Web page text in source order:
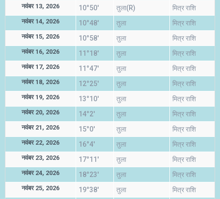
नवंबर 13, 2026 10°50' तुला(R) मित्र राशि
नवंबर 14, 2026 10°48' तुला मित्र राशि
नवंबर 15, 2026 10°58' तुला मित्र राशि
नवंबर 16, 2026 11°18' तुला मित्र राशि
नवंबर 17, 2026 11°47' तुला मित्र राशि
नवंबर 18, 2026 12°25' तुला मित्र राशि
नवंबर 19, 2026 13°10' तुला मित्र राशि
नवंबर 20, 2026 14°2' तुला मित्र राशि
नवंबर 21, 2026 15°0' तुला मित्र राशि
नवंबर 22, 2026 16°4' तुला मित्र राशि
नवंबर 23, 2026 17°11' तुला मित्र राशि
नवंबर 24, 2026 18°23' तुला मित्र राशि
नवंबर 25, 2026 19°38' तुला मित्र राशि